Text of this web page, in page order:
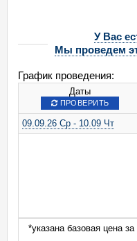
У Вас
Мы проведем
График проведения:
Даты
ПРОВЕРИТЬ
09.09.26 Ср - 10.09 Чт
*указана базовая цена